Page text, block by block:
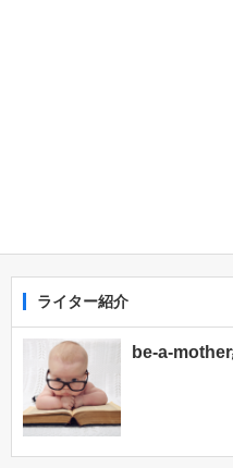
ライター紹介
be-a-